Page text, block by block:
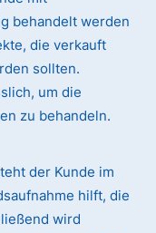
behandelt werden
die verkauft
sollten.
um die
zu behandeln.
der Kunde im
hilft, die
wird